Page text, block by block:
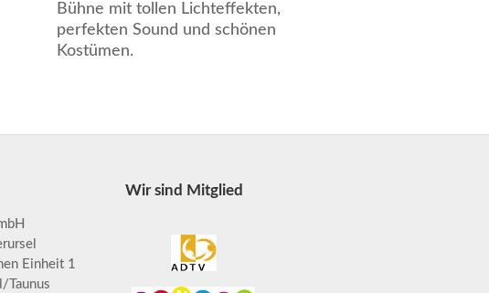
Bühne mit tollen Lichteffekten,
perfekten Sound und schönen
Kostümen.
Einheit 1
Taunus
Wir sind Mitglied